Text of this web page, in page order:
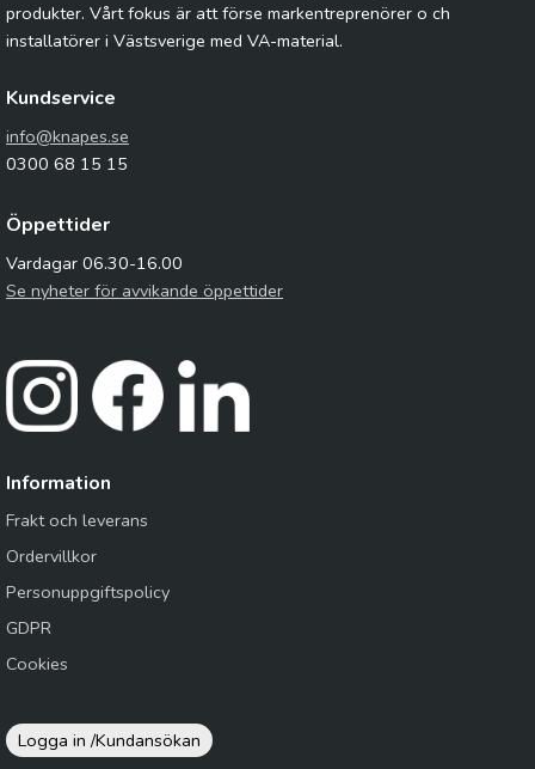
produkter. Vårt fokus är att förse markentreprenörer o ch
installatörer i Västsverige med VA-material.
Kundservice
info@knapes.se
0300 68 15 15
Öppettider
Vardagar 06.30-16.00
Se nyheter för avvikande öppettider
Information
Frakt och leverans
Ordervillkor
Personuppgiftspolicy
GDPR
Cookies
Logga in /Kundansökan